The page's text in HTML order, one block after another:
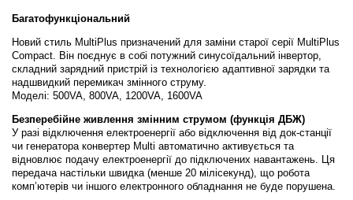
Багатофункціональний
Новий стиль MultiPlus призначений для заміни старої серії MultiPlus
Compact. Він поєднує в собі потужний синусоїдальний інвертор,
складний зарядний пристрій із технологією адаптивної зарядки та
надшвидкий перемикач змінного струму.
Моделі: 500VA, 800VA, 1200VA, 1600VA
Безперебійне живлення змінним струмом (функція ДБЖ)
У разі відключення електроенергії або відключення від док-станції
чи генератора конвертер Multi автоматично активується та
відновлює подачу електроенергії до підключених навантажень. Ця
передача настільки швидка (менше 20 мілісекунд), що робота
комп’ютерів чи іншого електронного обладнання не буде порушена.